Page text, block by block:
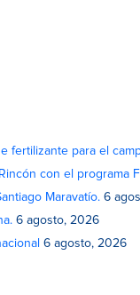
fertilizante para el
con el programa
Maravatío. 6
6 agosto, 2026
6 agosto, 2026